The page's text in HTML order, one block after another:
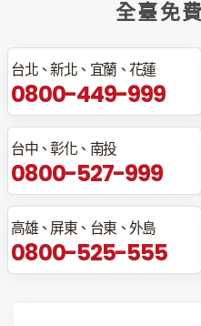
全臺免
台北、新北、宜蘭、花蓮
0800-449-999
台中、彰化、南投
0800-527-999
高雄、屏東、台東、外島
0800-525-555